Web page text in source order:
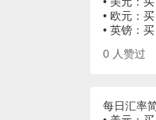
• 欧元：
• 英镑：
0 人赞过
每日汇率